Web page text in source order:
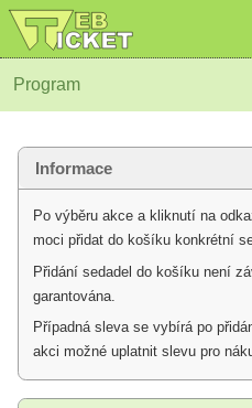
Program
Informace
Po výběru akce a kliknutí na
moci přidat do košíku konkrétní
Přidání sedadel do košíku není
garantována.
Případná sleva se vybírá po
akci možné uplatnit slevu pro